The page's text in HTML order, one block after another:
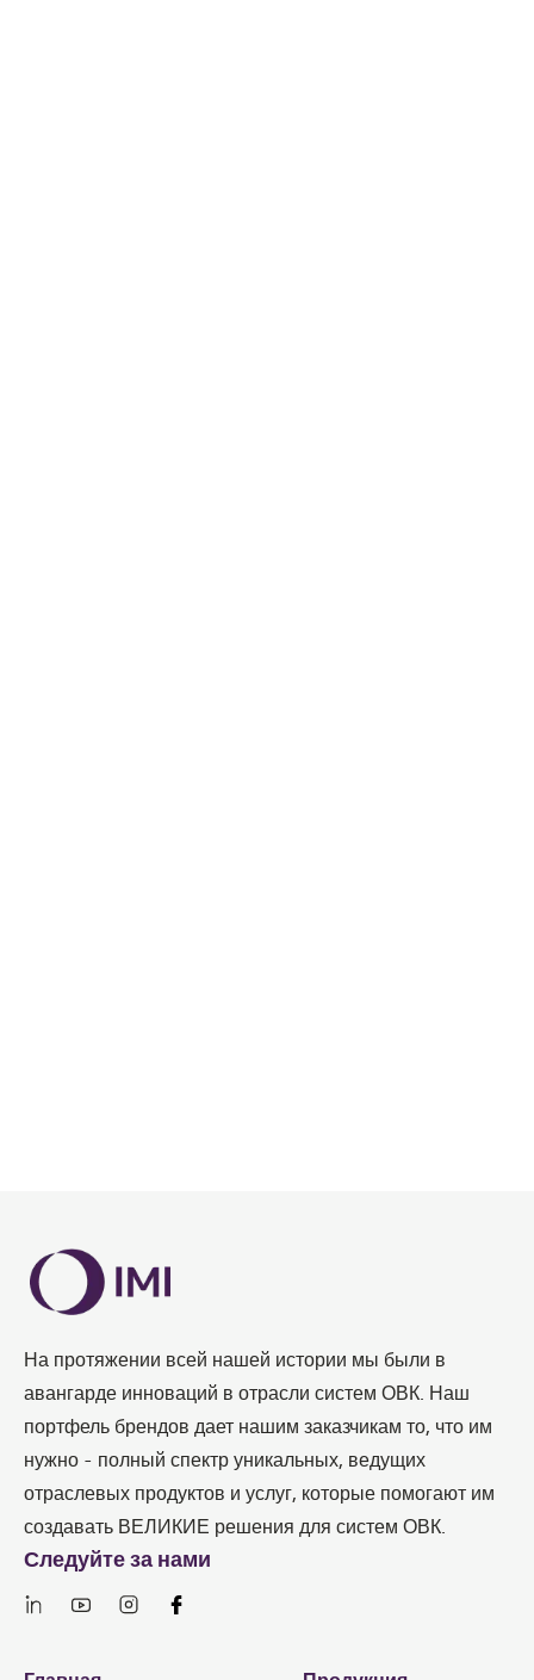
На протяжении всей нашей истории мы были в
авангарде инноваций в отрасли систем ОВК. Наш
портфель брендов дает нашим заказчикам то, что им
нужно - полный спектр уникальных, ведущих
отраслевых продуктов и услуг, которые помогают им
создавать ВЕЛИКИЕ решения для систем ОВК.
Следуйте за нами